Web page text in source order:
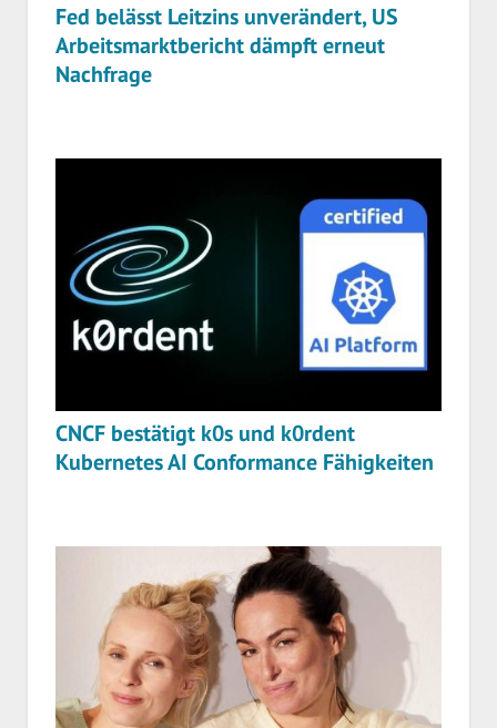
Fed belässt Leitzins unverändert, US
Arbeitsmarktbericht dämpft erneut
Nachfrage
CNCF bestätigt k0s und k0rdent
Kubernetes AI Conformance Fähigkeiten